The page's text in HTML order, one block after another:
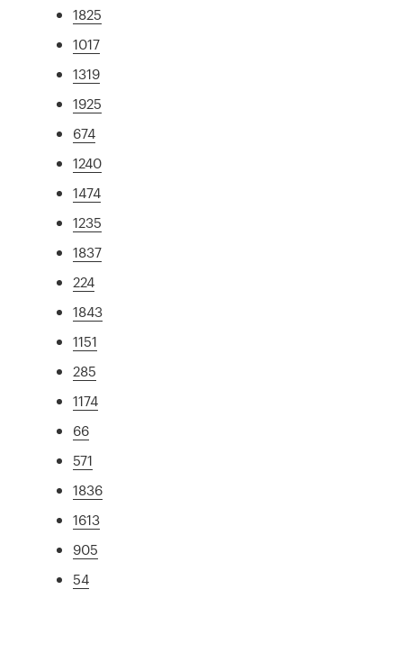
1825
1017
1319
1925
674
1240
1474
1235
1837
224
1843
1151
285
1174
66
571
1836
1613
905
54